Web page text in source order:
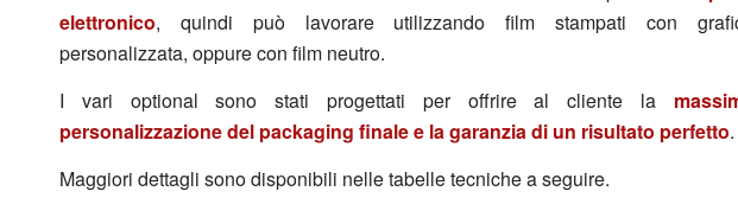
elettronico, quindi può lavorare utilizzando film stampati con
personalizzata, oppure con film neutro.
I vari optional sono stati progettati per offrire al cliente la
personalizzazione del packaging finale e la garanzia di un risultato perfetto.
Maggiori dettagli sono disponibili nelle tabelle tecniche a seguire.